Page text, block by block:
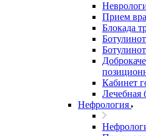
Прием
Блокада
Кабинет
Лечебная
Нефрология